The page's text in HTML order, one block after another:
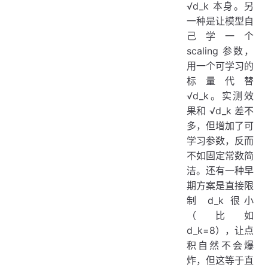
√d_k 本身。另
一种是让模型自
己学一个
scaling 参数，
用一个可学习的
标量代替
√d_k。实测效
果和 √d_k 差不
多，但增加了可
学习参数，反而
不如固定常数简
洁。还有一种早
期方案是直接限
制 d_k 很小
（比如
d_k=8），让点
积自然不会爆
炸，但这等于直